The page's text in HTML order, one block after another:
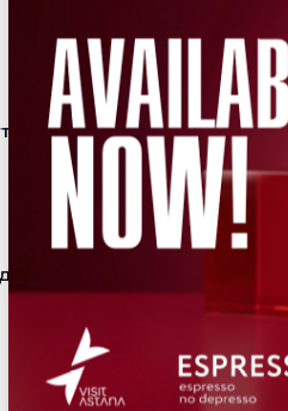
академиялық филармония
және комедия